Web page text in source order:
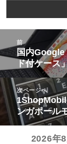
稿
ビ
ゲ
ー
シ
前
前
の
投
稿:
国内
ド付ケース
次ページへ
次
の
投
ンガポール
2026年8